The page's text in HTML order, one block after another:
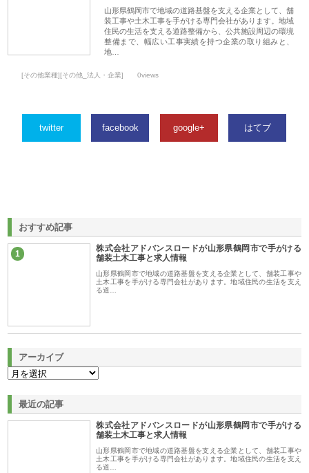
山形県鶴岡市で地域の道路基盤を支える企業として、舗
装工事や土木工事を手がける専門会社があります。地域
住民の生活を支える道路整備から、公共施設周辺の環境
整備まで、幅広い工事実績を持つ企業の取り組みと、
地…
[その他業種][その他_法人・企業] 0views
twitter facebook google+ はてブ
おすすめ記事
1
株式会社アドバンスロードが山形県鶴岡市で手がける
舗装土木工事と求人情報
山形県鶴岡市で地域の道路基盤を支える企業として、舗装工事や
土木工事を手がける専門会社があります。地域住民の生活を支え
る道…
アーカイブ
最近の記事
株式会社アドバンスロードが山形県鶴岡市で手がける
舗装土木工事と求人情報
山形県鶴岡市で地域の道路基盤を支える企業として、舗装工事や
土木工事を手がける専門会社があります。地域住民の生活を支え
る道…